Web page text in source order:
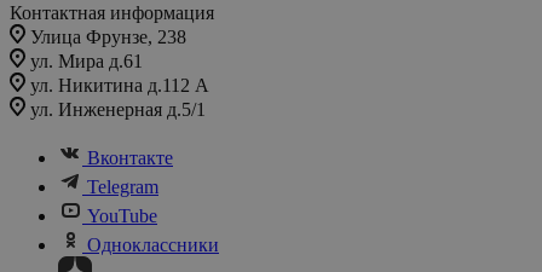
Контактная информация
Улица Фрунзе, 238​
ул. Мира д.61
ул. Никитина д.112 А
ул. Инженерная д.5/1
Вконтакте
Telegram
YouTube
Одноклассники